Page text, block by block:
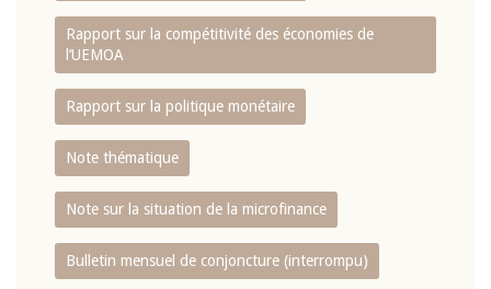
Rapport sur la compétitivité des économies de
l‘UEMOA
Rapport sur la politique monétaire
Note thématique
Note sur la situation de la microfinance
Bulletin mensuel de conjoncture (interrompu)